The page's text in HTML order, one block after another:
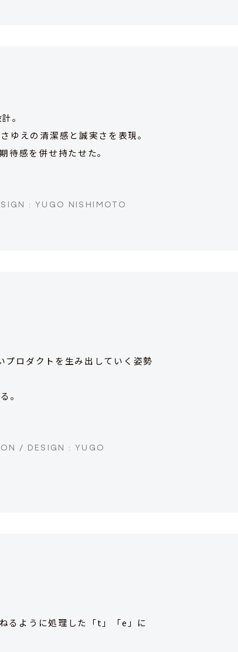
。
ゆえの清潔感と誠実さを表現。
待感を併せ持たせた。
: YUGO NISHIMOTO
プロダクトを生み出していく姿勢
。
/ DESIGN : YUGO
るように処理した「t」「e」に